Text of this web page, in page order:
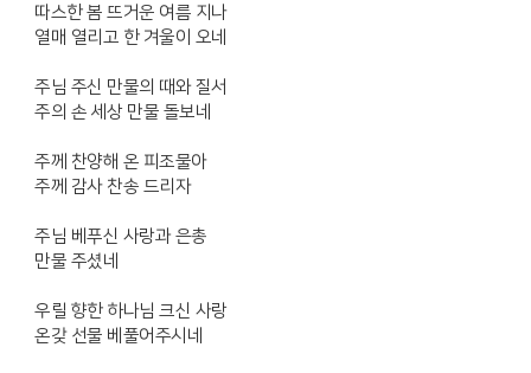
따스한 봄 뜨거운 여름 지나
열매 열리고 한 겨울이 오네
주님 주신 만물의 때와 질서
주의 손 세상 만물 돌보네
주께 찬양해 온 피조물아
주께 감사 찬송 드리자
주님 베푸신 사랑과 은총
만물 주셨네
우릴 향한 하나님 크신 사랑
온갖 선물 베풀어주시네